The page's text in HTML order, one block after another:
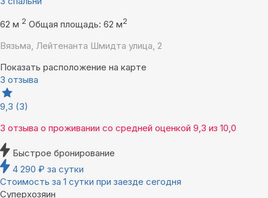
62 м 2 Общая площадь: 62 м2
Вязьма, Лейтенанта Шмидта улица, 2
Показать расположение на карте
3 отзыва
9,3 (3)
3 отзыва о проживании со средней оценкой 9,3 из 10,0
Быстрое бронирование
4 290 ₽ за сутки
Стоимость за 1 сутки при заезде сегодня
Суперхозяин